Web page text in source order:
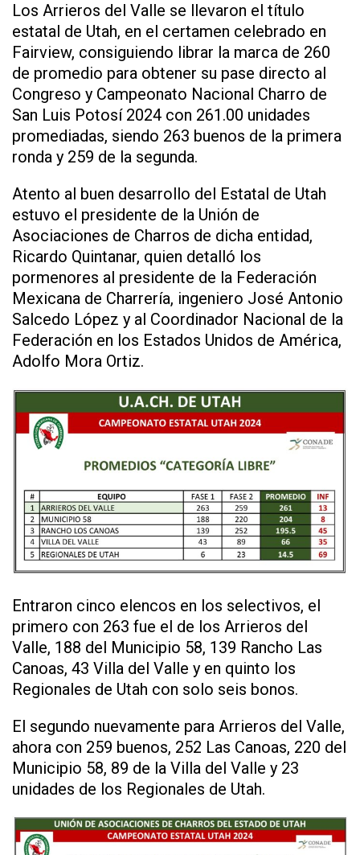
Los Arrieros del Valle se llevaron el título
estatal de Utah, en el certamen celebrado en
Fairview, consiguiendo librar la marca de 260
de promedio para obtener su pase directo al
Congreso y Campeonato Nacional Charro de
San Luis Potosí 2024 con 261.00 unidades
promediadas, siendo 263 buenos de la primera
ronda y 259 de la segunda.
Atento al buen desarrollo del Estatal de Utah
estuvo el presidente de la Unión de
Asociaciones de Charros de dicha entidad,
Ricardo Quintanar, quien detalló los
pormenores al presidente de la Federación
Mexicana de Charrería, ingeniero José Antonio
Salcedo López y al Coordinador Nacional de la
Federación en los Estados Unidos de América,
Adolfo Mora Ortiz.
Entraron cinco elencos en los selectivos, el
primero con 263 fue el de los Arrieros del
Valle, 188 del Municipio 58, 139 Rancho Las
Canoas, 43 Villa del Valle y en quinto los
Regionales de Utah con solo seis bonos.
El segundo nuevamente para Arrieros del Valle,
ahora con 259 buenos, 252 Las Canoas, 220 del
Municipio 58, 89 de la Villa del Valle y 23
unidades de los Regionales de Utah.